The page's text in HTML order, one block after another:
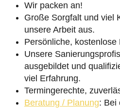
Wir packen an!
Große Sorgfalt und viel
unsere Arbeit aus.
Persönliche, kostenlose
Unsere
ausgebildet und
viel Erfahrung.
Termingerechte,
Beratung / Planung: Bei